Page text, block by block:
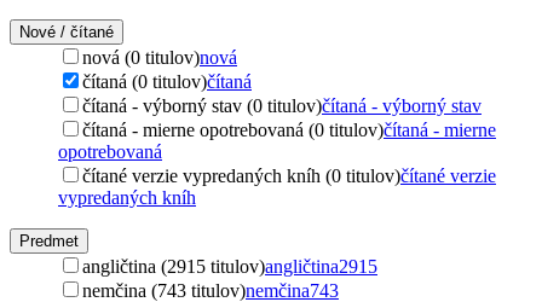
Nové / čítané
nová (0 titulov)nová
čítaná (0 titulov)čítaná
čítaná - výborný stav (0 titulov)čítaná - výborný stav
čítaná - mierne opotrebovaná (0 titulov)čítaná - mierne
opotrebovaná
čítané verzie vypredaných kníh (0 titulov)čítané verzie
vypredaných kníh
Predmet
angličtina (2915 titulov)angličtina2915
nemčina (743 titulov)nemčina743